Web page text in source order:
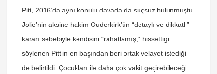
Pitt, 2016’da aynı konulu davada da suçsuz bulunmuştu.
Jolie’nin aksine hakim Ouderkirk’ün “detaylı ve dikkatlı”
kararı sebebiyle kendisini “rahatlamış,” hissettiği
söylenen Pitt’in en başından beri ortak velayet istediği
de belirtildi. Çocukları ile daha çok vakit geçirebileceği